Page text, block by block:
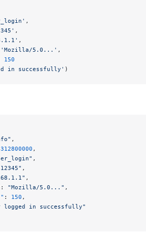
,
,
,
'Mozilla/5.0...' ,
150
in successfully' )
,
,
,
,
,
: "Mozilla/5.0..." ,
: 150 ,
logged in successfully"